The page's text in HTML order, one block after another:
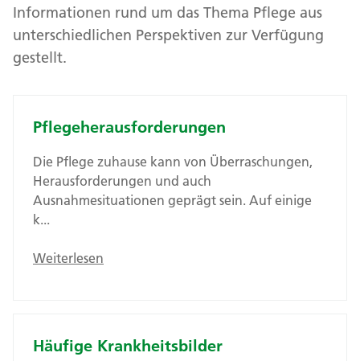
Informationen rund um das Thema Pflege aus
unterschiedlichen Perspektiven zur Verfügung
gestellt.
Pflegeherausforderungen
Die Pflege zuhause kann von Überraschungen,
Herausforderungen und auch
Ausnahmesituationen geprägt sein. Auf einige
k...
Weiterlesen
Häufige Krankheitsbilder